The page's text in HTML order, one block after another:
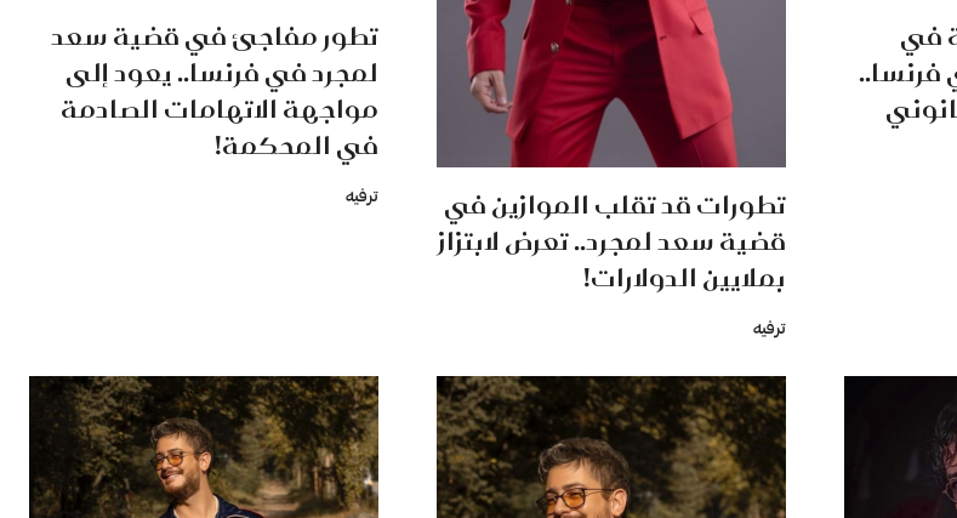
في
تطورات قد تقلب الموازين في
قضية سعد لمجرد.. تعرض لابتزاز
بملايين الدولارات!
ترفيه
تطور مفاجئ في قضية سعد
لمجرد في فرنسا.. يعود إلى
مواجهة الاتهامات الصادمة
في المحكمة!
ترفيه